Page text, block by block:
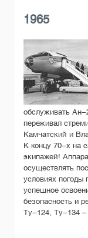
1965
обслуживать Ан-
переживал
Камчатский и
К концу 70-х на
экипажей!
осуществлять
условиях
успешное
безопасность и
Ту-124, Ту-134 –